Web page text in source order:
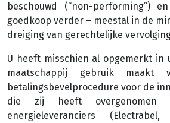
beschouwd (“non-performing”)
goedkoop verder – meestal in de
dreiging van gerechtelijke
U heeft misschien al opgemerkt in
maatschappij gebruik maakt
betalingsbevelprocedure voor de
die zij heeft overgenomen
energieleveranciers